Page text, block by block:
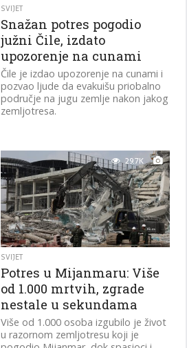
SVIJET
Snažan potres pogodio
južni Čile, izdato
upozorenje na cunami
Čile je izdao upozorenje na cunami i
pozvao ljude da evakuišu priobalno
područje na jugu zemlje nakon jakog
zemljotresa.
29.7K
SVIJET
Potres u Mijanmaru: Više
od 1.000 mrtvih, zgrade
nestale u sekundama
Više od 1.000 osoba izgubilo je život
u razornom zemljotresu koji je